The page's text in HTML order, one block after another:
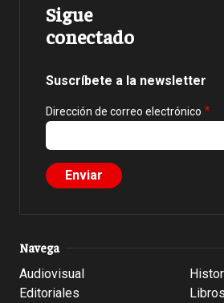
Sigue
conectado
Suscríbete a la newsletter
Dirección de correo electrónico
Navega
Audiovisual
Editoriales
Libros